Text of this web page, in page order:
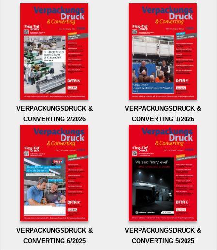
VERPACKUNGSDRUCK &
CONVERTING 2/2026
VERPACKUNGSDRUCK &
CONVERTING 1/2026
VERPACKUNGSDRUCK &
CONVERTING 6/2025
VERPACKUNGSDRUCK &
CONVERTING 5/2025